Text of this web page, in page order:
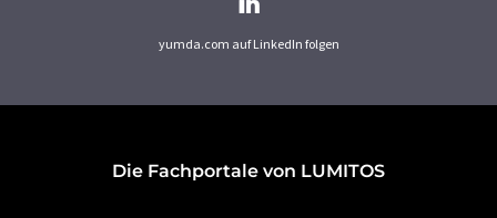
yumda.com auf LinkedIn folgen
Die Fachportale von LUMITOS